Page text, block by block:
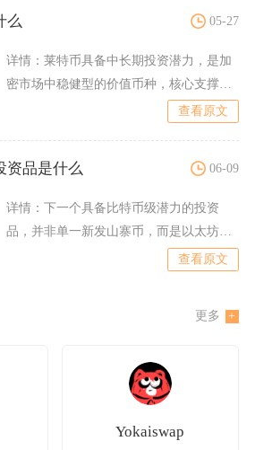
么 05-27
详情： 莱特币具备中长期投资潜力，是加
密市场中稳健型的价值币种，核心支撑来
查看原文
资品是什么 06-09
详情： 下一个具备比特币级潜力的投资
品，并非单一新发山寨币，而是以太坊
（ETH），它是当前市场中最
查看原文
更多
Yokaiswap